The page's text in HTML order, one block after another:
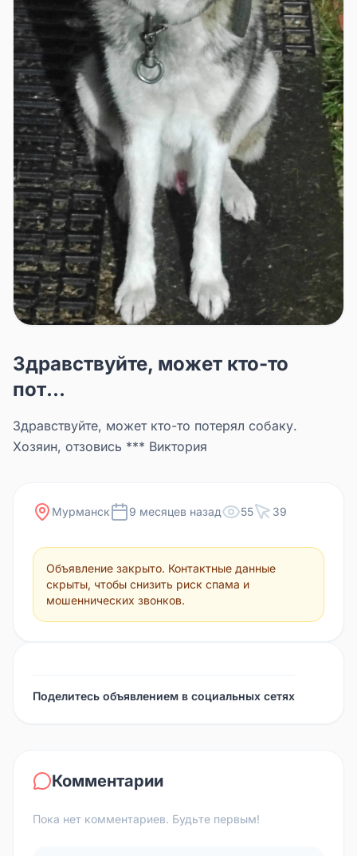
Здравствуйте, может кто-то
пот...
Здравствуйте, может кто-то потерял собаку.
Хозяин, отзовись *** Виктория
Мурманск 9 месяцев назад 55 39
Объявление закрыто. Контактные данные
скрыты, чтобы снизить риск спама и
мошеннических звонков.
Поделитесь объявлением в социальных сетях
Комментарии
Пока нет комментариев. Будьте первым!